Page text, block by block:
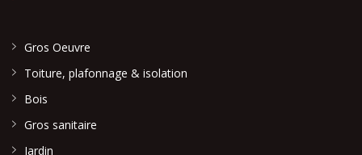
Gros Oeuvre
Toiture, plafonnage & isolation
Bois
Gros sanitaire
Jardin